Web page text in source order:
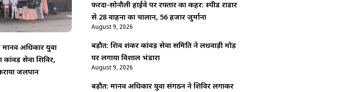
अधिकार युवा
सेवा शिविर,
जलपान
फरेंदा-सोनौली हाईवे पर रफ्तार का कहर: स्पीड राडार
से 28 वाहनों का चालान, 56 हजार जुर्माना
August 9, 2026
बड़ौत: शिव शंकर कांवड़ सेवा समिति ने लधवाड़ी मोड़
पर लगाया विशाल भंडारा
August 9, 2026
बड़ौत: मानव अधिकार युवा संगठन ने शिविर लगाकर